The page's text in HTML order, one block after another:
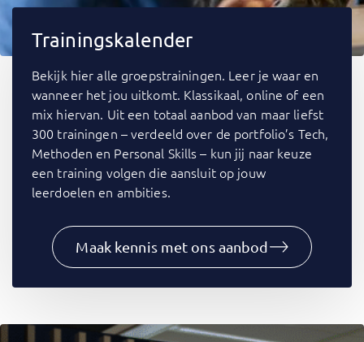
Trainingskalender
Bekijk hier alle groepstrainingen. Leer je waar en
wanneer het jou uitkomt. Klassikaal, online of een
mix hiervan. Uit een totaal aanbod van maar liefst
300 trainingen – verdeeld over de portfolio’s Tech,
Methoden en Personal Skills – kun jij naar keuze
een training volgen die aansluit op jouw
leerdoelen en ambities.
Maak kennis met ons aanbod